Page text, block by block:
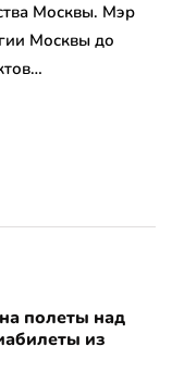
Москвы. Мэр
Москвы до
полеты над
из